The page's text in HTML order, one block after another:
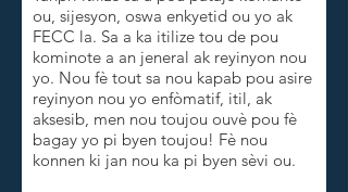
ou, sijesyon, oswa enkyetid ou yo ak
FECC la. Sa a ka itilize tou de pou
kominote a an jeneral ak reyinyon nou
yo. Nou fè tout sa nou kapab pou asire
reyinyon nou yo enfòmatif, itil, ak
aksesib, men nou toujou ouvè pou fè
bagay yo pi byen toujou! Fè nou
konnen ki jan nou ka pi byen sèvi ou.